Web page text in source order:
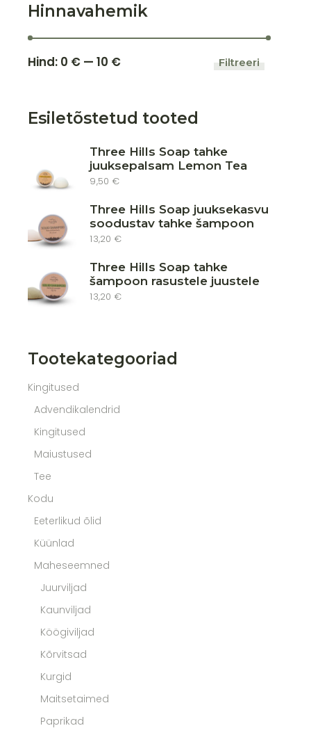
Hinnavahemik
Filtreeri
Hind: 0 € —10 €
Esiletõstetud tooted
Three Hills Soap tahke
juuksepalsam Lemon Tea
9,50 €
Three Hills Soap juuksekasvu
soodustav tahke šampoon
13,20 €
Three Hills Soap tahke
šampoon rasustele juustele
13,20 €
Tootekategooriad
Kingitused
Advendikalendrid
Kingitused
Maiustused
Tee
Kodu
Eeterlikud õlid
Küünlad
Maheseemned
Juurviljad
Kaunviljad
Köögiviljad
Kõrvitsad
Kurgid
Maitsetaimed
Paprikad